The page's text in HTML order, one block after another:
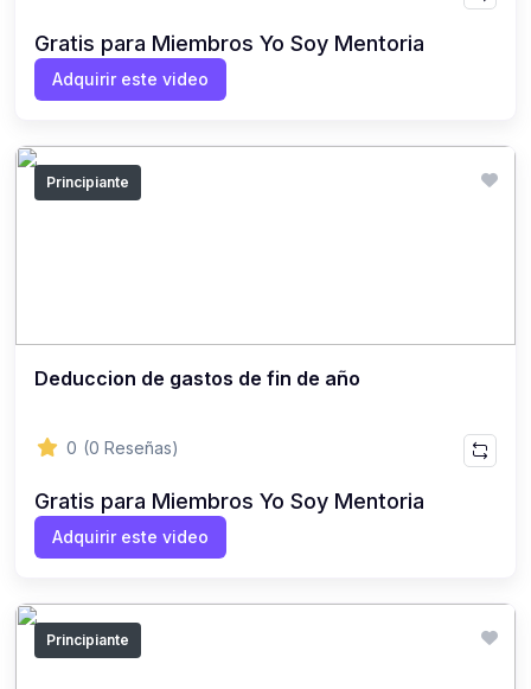
Gratis para Miembros Yo Soy Mentoria
Adquirir este video
Principiante
Deduccion de gastos de fin de año
0 (0 Reseñas)
Gratis para Miembros Yo Soy Mentoria
Adquirir este video
Principiante